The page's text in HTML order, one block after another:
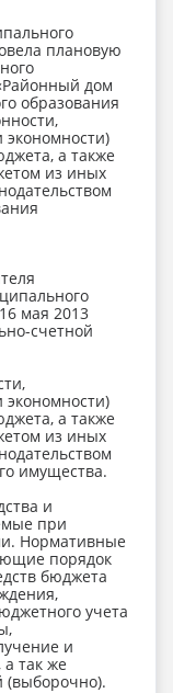
плановую
дом
образования
экономности)
а также
из иных
мая 2013
счетной
экономности)
а также
из иных
имущества.
и
при
Нормативные
порядок
бюджета
учета
и
так же
(выборочно).